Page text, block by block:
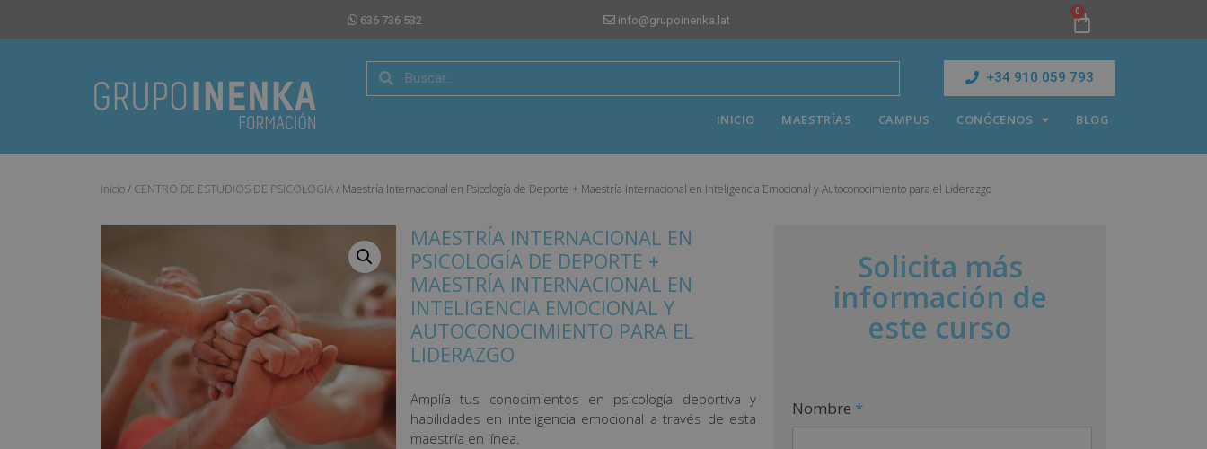
636 736 532 info@grupoinenka.lat
0
+34 910 059 793
INICIO MAESTRÍAS CAMPUS CONÓCENOS BLOG
Inicio/ CENTRO DE ESTUDIOS DE PSICOLOGIA/ Maestría Internacional en Psicología de Deporte + Maestría Internacional en Inteligencia Emocional y Autoconocimiento para el Liderazgo
MAESTRÍA INTERNACIONAL EN
PSICOLOGÍA DE DEPORTE +
MAESTRÍA INTERNACIONAL EN
INTELIGENCIA EMOCIONAL Y
AUTOCONOCIMIENTO PARA EL
LIDERAZGO
Amplía tus conocimientos en psicología deportiva y
habilidades en inteligencia emocional a través de esta
maestría en línea.
Solicita más
información de
este curso
Nombre *